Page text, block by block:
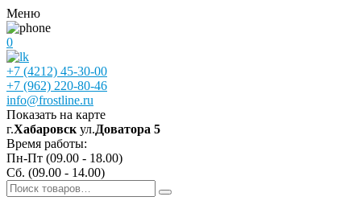
Меню
0
+7 (4212) 45-30-00
+7 (962) 220-80-46
info@frostline.ru
Показать на карте
г.Хабаровск ул.Доватора 5
Время работы:
Пн-Пт (09.00 - 18.00)
Сб. (09.00 - 14.00)